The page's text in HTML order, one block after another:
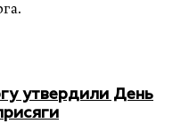
утвердили День